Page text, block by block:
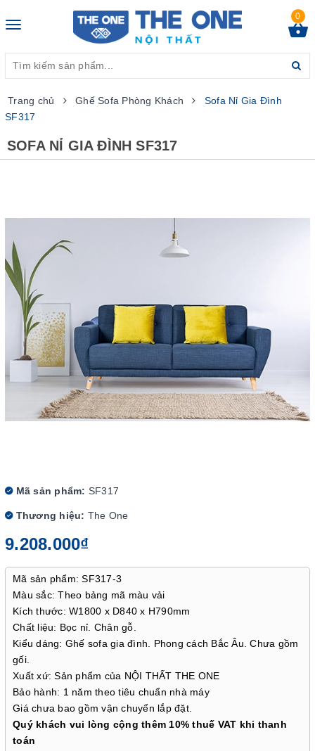
Toggle
0
Trang chủ Ghế Sofa Phòng Khách
Sofa Nỉ Gia Đình
SF317
SOFA NỈ GIA ĐÌNH SF317
Mã sản phẩm: SF317
Thương hiệu: The One
9.208.000₫
Mã sản phẩm: SF317-3
Màu sắc: Theo bảng mã màu vải
Kích thước: W1800 x D840 x H790mm
Chất liệu: Bọc nỉ. Chân gỗ.
Kiểu dáng: Ghế sofa gia đình. Phong cách Bắc Âu. Chưa gồm
gối.
Xuất xứ: Sản phẩm của NỘI THẤT THE ONE
Bảo hành: 1 năm theo tiêu chuẩn nhà máy
Giá chưa bao gồm vận chuyển lắp đặt.
Quý khách vui lòng cộng thêm 10% thuế VAT khi thanh
toán